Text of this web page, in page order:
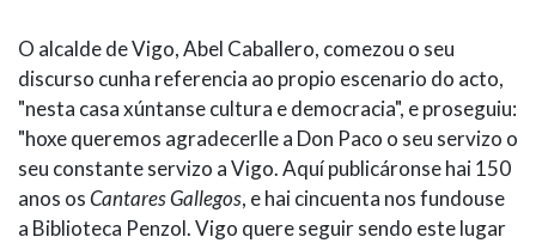
O alcalde de Vigo, Abel Caballero, comezou o seu
discurso cunha referencia ao propio escenario do acto,
"nesta casa xúntanse cultura e democracia", e proseguiu:
"hoxe queremos agradecerlle a Don Paco o seu servizo o
seu constante servizo a Vigo. Aquí publicáronse hai 150
anos osCantares Gallegos, e hai cincuenta nos fundouse
a Biblioteca Penzol. Vigo quere seguir sendo este lugar